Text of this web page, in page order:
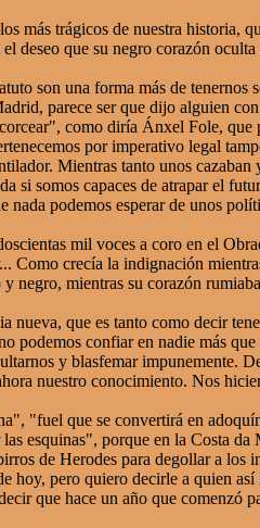
más trágicos de nuestra historia,
deseo que su negro corazón
son una forma más de tenernos
parece ser que dijo alguien
como diría Ánxel Fole, que
por imperativo legal
Mientras tanto unos
somos capaces de atrapar el
podemos esperar de unos
mil voces a coro en el
Como crecía la indignación
negro, mientras su corazón
nueva, que es tanto como decir
podemos confiar en nadie más
y blasfemar impunemente.
nuestro conocimiento. Nos
"fuel que se convertirá en
esquinas", porque en la Costa
de Herodes para degollar a los
hoy, pero quiero decirle a quien
que hace un año que comenzó